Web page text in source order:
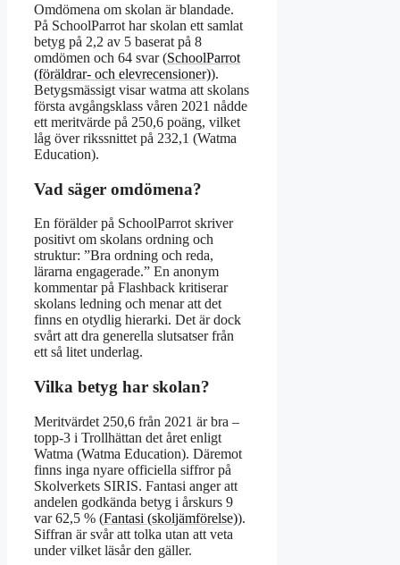
Omdömena om skolan är blandade.
På SchoolParrot har skolan ett samlat
betyg på 2,2 av 5 baserat på 8
omdömen och 64 svar (SchoolParrot
(föräldrar- och elevrecensioner)).
Betygsmässigt visar watma att skolans
första avgångsklass våren 2021 nådde
ett meritvärde på 250,6 poäng, vilket
låg över rikssnittet på 232,1 (Watma
Education).
Vad säger omdömena?
En förälder på SchoolParrot skriver
positivt om skolans ordning och
struktur: ”Bra ordning och reda,
lärarna engagerade.” En anonym
kommentar på Flashback kritiserar
skolans ledning och menar att det
finns en otydlig hierarki. Det är dock
svårt att dra generella slutsatser från
ett så litet underlag.
Vilka betyg har skolan?
Meritvärdet 250,6 från 2021 är bra –
topp-3 i Trollhättan det året enligt
Watma (Watma Education). Däremot
finns inga nyare officiella siffror på
Skolverkets SIRIS. Fantasi anger att
andelen godkända betyg i årskurs 9
var 62,5 % (Fantasi (skoljämförelse)).
Siffran är svår att tolka utan att veta
under vilket läsår den gäller.